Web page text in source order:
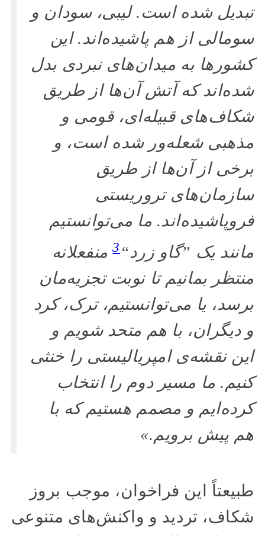
تبدیل شده است. لیبی، سودان و
سومالی از هم پاشیده‌اند. این
کشورها به میدان‌های نبردی بدل
شده‌اند که آتش آن‌ها از طریق
شکاف‌های قبیله‌ای، قومی و
مذهبی شعله‌ور شده است، و
برخی از آن‌ها از طریق
سازمان‌های تروریستی
فروپاشیده‌اند. ما می‌توانستیم
مانند یک ”گاو زرد“3منفعلانه
منتظر بمانیم تا نوبت تجزیه‌مان
برسد، یا می‌توانستیم، ترک، کرد
و دیگران، با هم متحد شویم و
این نقشه‌ی امپریالیستی را خنثی
کنیم. ما مسیر دوم را انتخاب
کرده‌ایم و مصمم هستیم که با
هم پیش برویم.»
طبیعتاً این فراخوان، موجب بروز
شکاف، تردید و واکنش‌های متنوعی